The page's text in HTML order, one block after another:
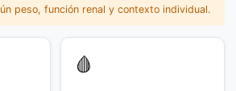
peso, función renal y contexto individual.
🩸